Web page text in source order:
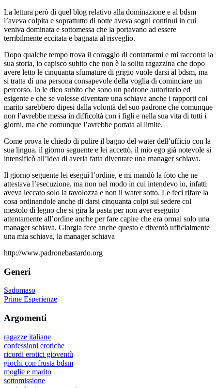
La lettura però di quel blog relativo alla dominazione e al bdsm
l’aveva colpita e soprattutto di notte aveva sogni continui in cui
veniva dominata e sottomessa che la portavano ad essere
terribilmente eccitata e bagnata al risveglio.
Dopo qualche tempo trova il coraggio di contattarmi e mi racconta la
sua storia, io capisco subito che non è la solita ragazzina che dopo
avere letto le cinquanta sfumature di grigio vuole darsi al bdsm, ma
si tratta di una persona consapevole della voglia di cominciare un
percorso. Io le dico subito che sono un padrone autoritario ed
esigente e che se volesse diventare una schiava anche i rapporti col
marito sarebbero dipesi dalla volontà del suo padrone che comunque
non l’avrebbe messa in difficoltà con i figli e nella sua vita di tutti i
giorni, ma che comunque l’avrebbe portata al limite.
Come prova le chiedo di pulire il bagno del water dell’ufficio con la
sua lingua, il giorno seguente e lei accettò, il mio ego già notevole si
intensificò all’idea di averla fatta diventare una manager schiava.
Il giorno seguente lei eseguì l’ordine, e mi mandò la foto che ne
attestava l’esecuzione, ma non nel modo in cui intendevo io, infatti
aveva leccato solo la tavolozza e non il water sotto. Le feci rifare la
cosa ordinandole anche di darsi cinquanta colpi sul sedere col
mestolo di legno che si gira la pasta per non aver eseguito
attentamente all’ordine anche per fare capire che era ormai solo una
manager schiava. Giorgia fece anche questo e diventò ufficialmente
una mia schiava, la manager schiava
http://www.padronebastardo.org
Generi
Sadomaso
Prime Esperienze
Argomenti
ragazze italiane
confessioni erotiche
ricordi erotici gioventù
giochi con frusta bdsm
moglie e marito
sottomissione